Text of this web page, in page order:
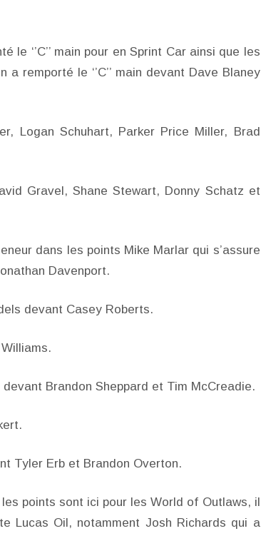
‘’C’’ main pour en Sprint Car ainsi que les
remporté le ‘’C’’ main devant Dave Blaney
Logan Schuhart, Parker Price Miller, Brad
Gravel, Shane Stewart, Donny Schatz et
dans les points Mike Marlar qui s’assure
Davenport.
devant Casey Roberts.
Brandon Sheppard et Tim McCreadie.
Tyler Erb et Brandon Overton.
points sont ici pour les World of Outlaws, il
Lucas Oil, notamment Josh Richards qui a